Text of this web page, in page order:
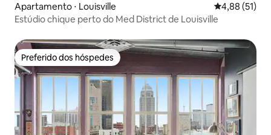
Apartamento ⋅ Louisville 4,88 de uma
4,88 (51)
Estúdio chique perto do Med District de Louisville
Preferido dos hóspedes
Preferido dos hóspedes